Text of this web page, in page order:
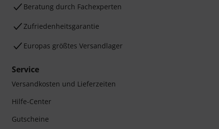
Klarna Ratenzahlungoder Kreditkarte.
Ihre Vorteile
3 Jahre Thomann Garantie
30 Tage Money-Back-Garantie
Reparaturservice
Beratung durch Fachexperten
Zufriedenheitsgarantie